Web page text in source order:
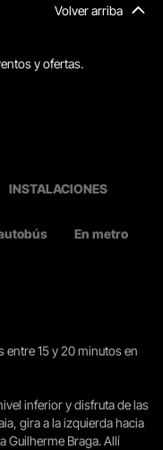
Volver arriba
y ofertas.
INSTALACIONES
En metro
entre 15 y 20 minutos en
inferior y disfruta de las
gira a la izquierda hacia
Guilherme Braga. Allí